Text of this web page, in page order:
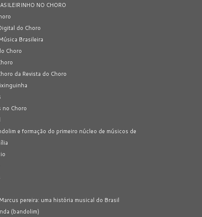
NO CHORO
do Choro
Brasileira
Choro
da Revista do Choro
no Choro
e formação do primeiro núcleo de músicos de
pereira: uma história musical do Brasil
(bandolim)